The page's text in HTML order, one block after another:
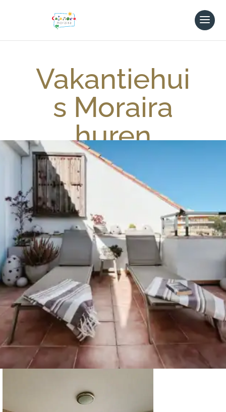
Vakantiehui
s Moraira
huren
Nog even op uw balkon of dakterras
van lekkere tapas en een glas wijn
genieten terwijl uw kinderen lekker
nog even spelen in het zwembad…